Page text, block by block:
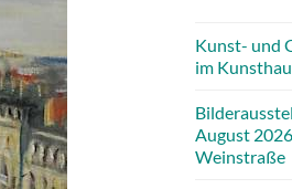
Kunst- und
im
August
Weinstraße